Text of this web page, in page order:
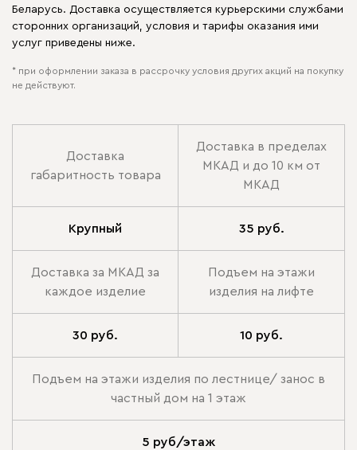
Беларусь. Доставка осуществляется курьерскими службами
сторонних организаций, условия и тарифы оказания ими
услуг приведены ниже.
* при оформлении заказа в рассрочку условия других акций на покупку
не действуют.
Доставка
габаритность товара
Доставка в пределах
МКАД и до 10 км от
МКАД
Крупный 35 руб.
Доставка за МКАД за
каждое изделие
Подъем на этажи
изделия на лифте
30 руб. 10 руб.
Подъем на этажи изделия по лестнице/ занос в
частный дом на 1 этаж
5 руб/этаж